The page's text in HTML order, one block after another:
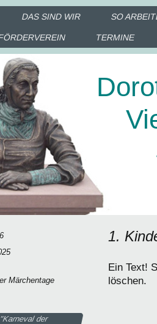
DAS SIND WIR SO
TERMINE
1.
Ein Text!
löschen.
Märchentage
der